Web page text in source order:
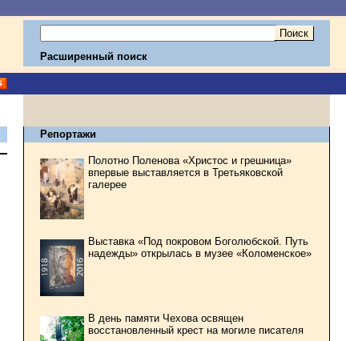
Расширенный поиск
Репортажи
Полотно Поленова «Христос и грешница»
впервые выставляется в Третьяковской
галерее
Выставка «Под покровом Боголюбской. Путь
надежды» открылась в музее «Коломенское»
В день памяти Чехова освящен
восстановленный крест на могиле писателя